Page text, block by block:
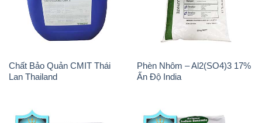
Lan Thailand Ấn Độ India